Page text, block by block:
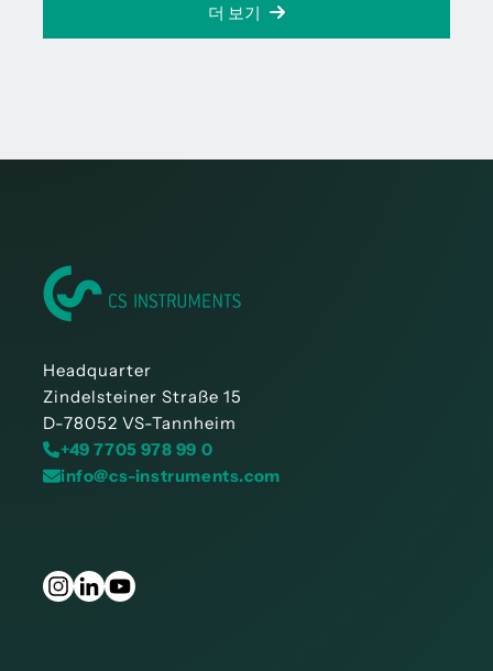
더 보기
Headquarter
Zindelsteiner Straße 15
D-78052 VS-Tannheim
+49 7705 978 99 0
info@cs-instruments.com